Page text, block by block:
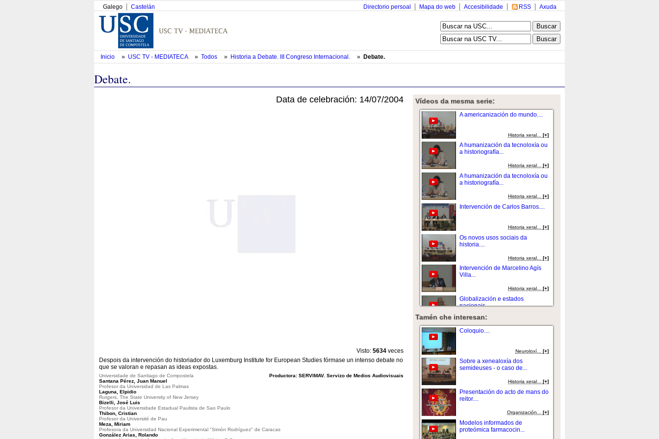
Galego Castelán Axuda
RSS
Accesibilidade
Mapa do web
Directorio persoal
Inicio » USC TV - MEDIATECA » Todos » Historia a Debate. III Congreso Internacional. » Debate.
Debate.
Data de celebración: 14/07/2004
Visto: 5634 veces
Despois da intervención do historiador do Luxemburg Institute for European Studies fórmase un intenso debate no
que se valoran e repasan as ideas expostas.
Productora: SERVIMAV. Servizo de Medios Audiovisuais
Universidade de Santiago de Compostela
Santana Pérez, Juan Manuel
Profesor da Universidad de Las Palmas
Laguna, Elpidio
Rutgers, The State University of New Jersey
Bizelli, José Luis
Profesor da Universidade Estadual Paulista de Sao Paulo
Thibon, Cristian
Profesor da Université de Pau
Meza, Miriam
Profesora da Universidad Nacional Experimental "Simón Rodríguez" de Caracas
González Arias, Rolando
Vídeos da mesma serie:
A americanización do mundo....
Historia xeral...[+]
A humanización da tecnoloxía ou
a historiografía...
Historia xeral... [+]
A humanización da tecnoloxía ou
a historiografía...
Historia xeral...[+]
Intervención de Carlos Barros....
Historia xeral...[+]
Os novos usos sociais da
historia....
Historia xeral...[+]
Intervención de Marcelino Agís
Villa...
Historia xeral...[+]
Globalización e estados
nacionais....
Globalización e estados
Historia xeral...[+]
Intervención de Manuel Fraga
Iribarne....
Historia xeral...[+]
Intervención de Manuel Fraga
Iribarne....
Historia xeral...[+]
A historiografía dixital e a
producción...
Tamén che interesan:
Coloquio....
Neuroloxí...[+]
Sobre a xenealoxía dos
semideuses - o caso de...
Historia xeral... [+]
Presentación do acto de mans do
reitor....
Organización...[+]
Modelos informados de
proteómica farmacocin...